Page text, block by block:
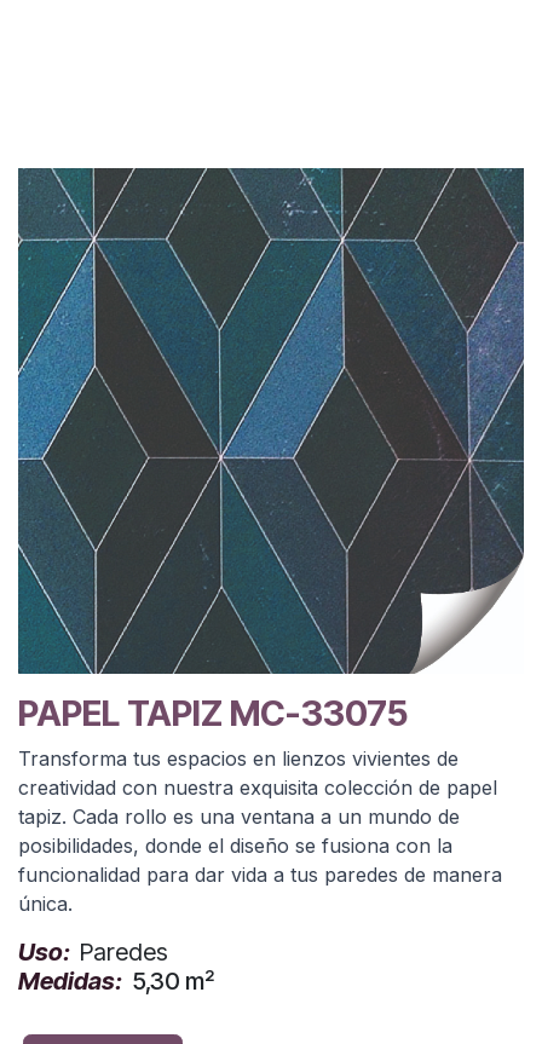
PAPEL TAPIZ MC-33075
Transforma tus espacios en lienzos vivientes de
creatividad con nuestra exquisita colección de papel
tapiz. Cada rollo es una ventana a un mundo de
posibilidades, donde el diseño se fusiona con la
funcionalidad para dar vida a tus paredes de manera
única.
Uso: Paredes
Medidas: 5,30 m²